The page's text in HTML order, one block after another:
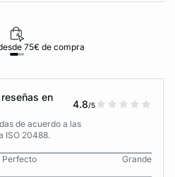
75€ de compra
en
4.8/5
de acuerdo a las
ISO 20488.
Perfecto
Grande